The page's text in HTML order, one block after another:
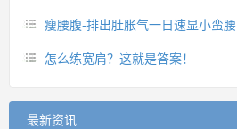
瘦腰腹-排出肚胀气一日速显小蛮腰
怎么练宽肩？这就是答案！
最新资讯